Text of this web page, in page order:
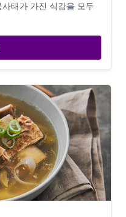
태가 가진 식감을 모두